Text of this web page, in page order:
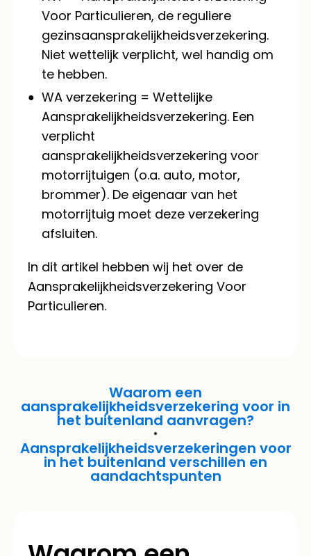
Voor Particulieren, de reguliere
gezinsaansprakelijkheidsverzekering.
Niet wettelijk verplicht, wel handig om
te hebben.
WA verzekering = Wettelijke
Aansprakelijkheidsverzekering. Een
verplicht
aansprakelijkheidsverzekering voor
motorrijtuigen (o.a. auto, motor,
brommer). De eigenaar van het
motorrijtuig moet deze verzekering
afsluiten.
In dit artikel hebben wij het over de
Aansprakelijkheidsverzekering Voor
Particulieren.
Waarom een
aansprakelijkheidsverzekering voor in
het buitenland aanvragen?
Aansprakelijkheidsverzekeringen voor
in het buitenland verschillen en
aandachtspunten